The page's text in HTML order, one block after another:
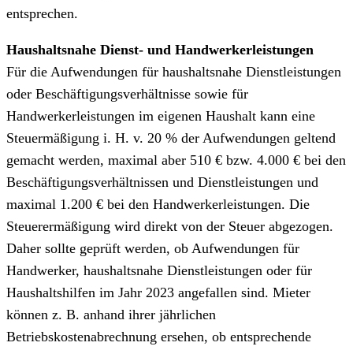
entsprechen.
Haushaltsnahe Dienst- und Handwerkerleistungen
Für die Aufwendungen für haushaltsnahe Dienstleistungen
oder Beschäftigungsverhältnisse sowie für
Handwerkerleistungen im eigenen Haushalt kann eine
Steuermäßigung i. H. v. 20 % der Aufwendungen geltend
gemacht werden, maximal aber 510 € bzw. 4.000 € bei den
Beschäftigungsverhältnissen und Dienstleistungen und
maximal 1.200 € bei den Handwerkerleistungen. Die
Steuerermäßigung wird direkt von der Steuer abgezogen.
Daher sollte geprüft werden, ob Aufwendungen für
Handwerker, haushaltsnahe Dienstleistungen oder für
Haushaltshilfen im Jahr 2023 angefallen sind. Mieter
können z. B. anhand ihrer jährlichen
Betriebskostenabrechnung ersehen, ob entsprechende